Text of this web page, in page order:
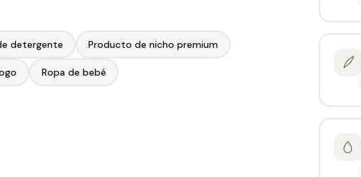
detergente Producto de nicho premium
Ropa de bebé